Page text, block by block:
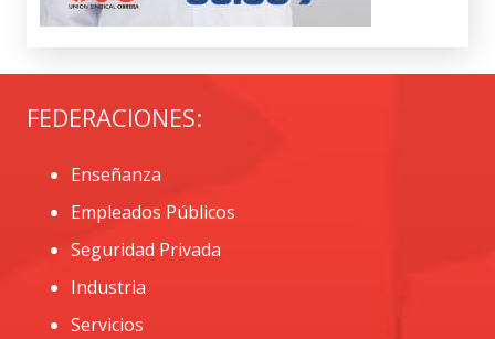
FEDERACIONES:
Enseñanza
Empleados Públicos
Seguridad Privada
Industria
Servicios